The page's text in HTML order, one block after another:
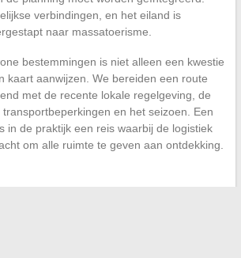
verbindingen, en het eiland is
naar massatoerisme.
bestemmingen is niet alleen een kwestie
kaart aanwijzen. We bereiden een route
met de recente lokale regelgeving, de
en het seizoen. Een
in de praktijk een reis waarbij de logistiek
om alle ruimte te geven aan ontdekking.